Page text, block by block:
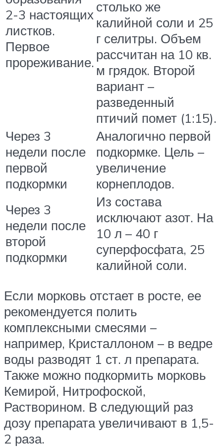
2-3 настоящих
листков.
Первое
прореживание.
столько же
калийной соли и 25
г селитры. Объем
рассчитан на 10 кв.
м грядок. Второй
вариант –
разведенный
птичий помет (1:15).
Через 3
недели после
первой
подкормки
Аналогично первой
подкормке. Цель –
увеличение
корнеплодов.
Через 3
недели после
второй
подкормки
Из состава
исключают азот. На
10 л – 40 г
суперфосфата, 25
калийной соли.
Если морковь отстает в росте, ее
рекомендуется полить
комплексными смесями –
например, Кристаллоном – в ведре
воды разводят 1 ст. л препарата.
Также можно подкормить морковь
Кемирой, Нитрофоской,
Растворином. В следующий раз
дозу препарата увеличивают в 1,5-
2 раза.